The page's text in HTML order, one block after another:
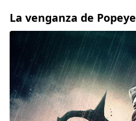
Disney+
Vivamax
Marvel
Vix+Original
La venganza de Popeye